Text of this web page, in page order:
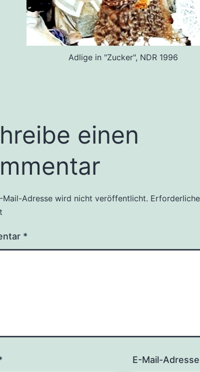
Adlige in "Zucker", NDR 1996
einen
Mail-Adresse wird nicht veröffentlicht.
*
E-Mail-Adresse